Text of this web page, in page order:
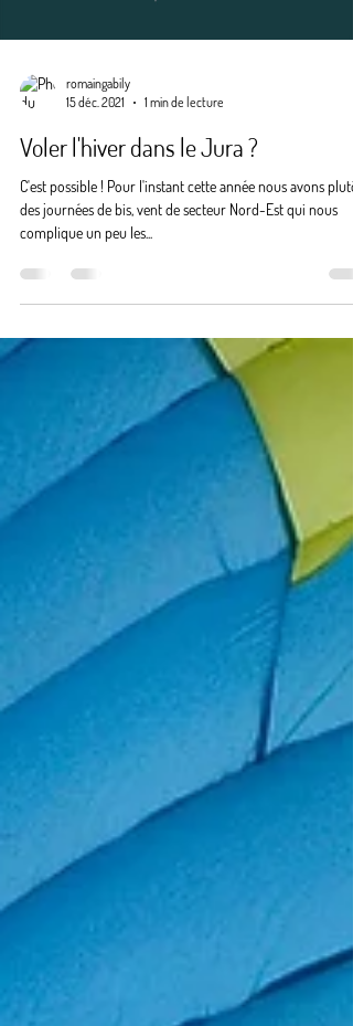
15 déc. 2021
1 min de lecture
Voler l'hiver dans le Jura ?
C'est possible ! Pour l'instant cette année nous avons plutôt
complique un peu les...